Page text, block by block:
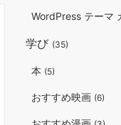
WordPress テーマ
学び (35)
本 (5)
おすすめ映画 (6)